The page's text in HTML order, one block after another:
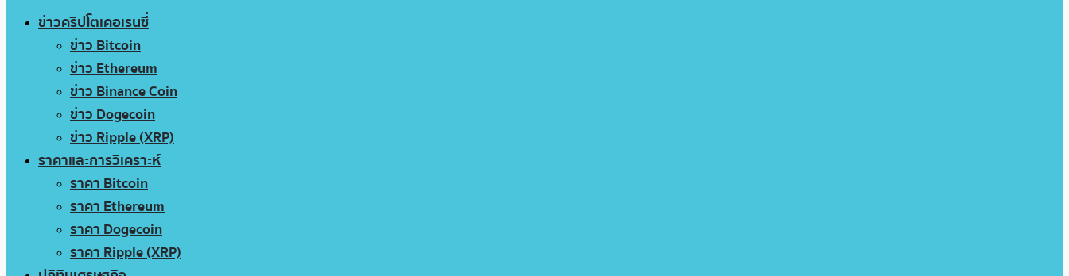
ข่าวคริปโตเคอเรนซี่
ข่าว Bitcoin
ข่าว Ethereum
ข่าว Binance Coin
ข่าว Dogecoin
ข่าว Ripple (XRP)
ราคาและการวิเคราะห์
ราคา Bitcoin
ราคา Ethereum
ราคา Dogecoin
ราคา Ripple (XRP)